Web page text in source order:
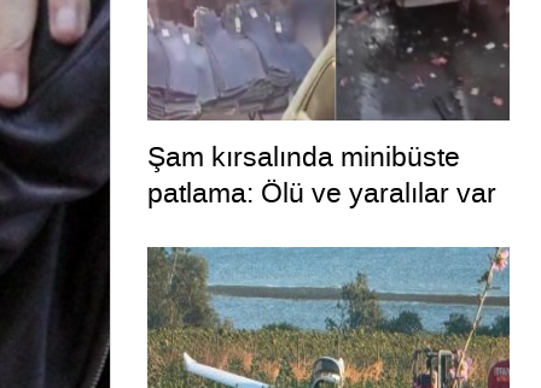
Şam kırsalında minibüste
patlama: Ölü ve yaralılar var